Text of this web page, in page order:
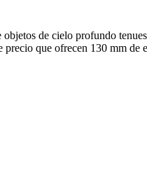
de cielo profundo tenues
que ofrecen 130 mm de